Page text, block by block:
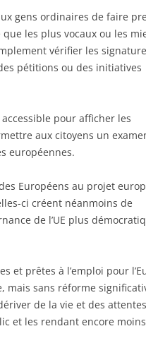
gens ordinaires de faire
les plus vocaux ou les
vérifier les
pétitions ou des initiatives
pour afficher les
aux citoyens un
européennes.
Européens au projet
ci créent néanmoins de
de l’UE plus
et prêtes à l’emploi pour
mais sans réforme
de la vie et des
et les rendant encore moins